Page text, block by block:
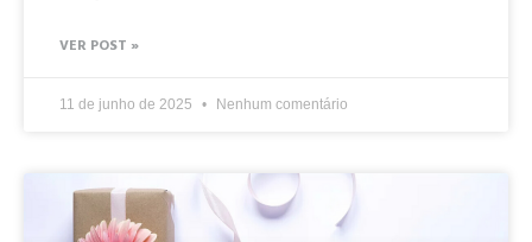
VER POST »
11 de junho de 2025 Nenhum comentário